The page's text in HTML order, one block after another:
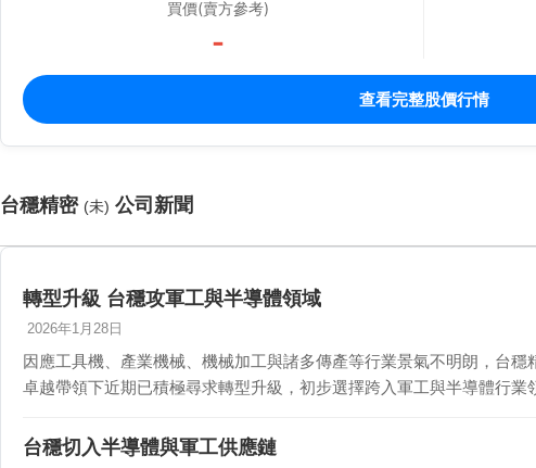
買價(賣方參考)
-
查看完整股價行情
台穩精密 (未) 公司新聞
轉型升級 台穩攻軍工與半導體領域
2026年1月28日
因應工具機、產業機械、機械加工與諸多傳產等行業景氣不明朗，台
卓越帶領下近期已積極尋求轉型升級，初步選擇跨入軍工與半導體行
台穩切入半導體與軍工供應鏈